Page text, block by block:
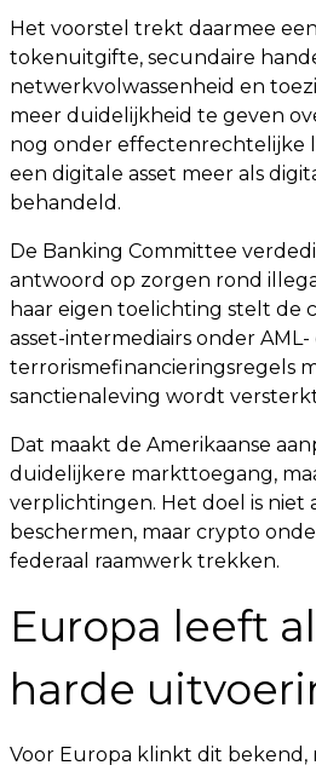
Het voorstel trekt daarmee
tokenuitgifte, secundaire
netwerkvolwassenheid en
meer duidelijkheid te geven
nog onder effectenrechtelijke
een digitale asset meer als
behandeld.
De Banking Committee
antwoord op zorgen rond
haar eigen toelichting stelt de
asset-intermediairs onder AML-
terrorismefinancieringsregels
sanctienaleving wordt
Dat maakt de Amerikaanse
duidelijkere markttoegang,
verplichtingen. Het doel is niet
beschermen, maar crypto
federaal raamwerk trekken.
Europa leeft
harde
Voor Europa klinkt dit bekend,